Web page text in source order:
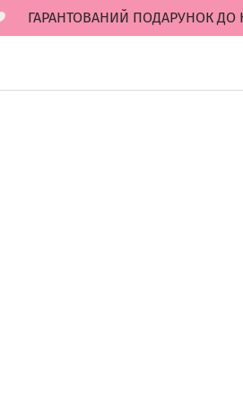
ГАРАНТОВАНИЙ ПОДАРУНОК